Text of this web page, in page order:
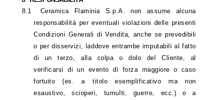
8.1
Ceramica Flaminia S.p.A. non assume alcuna
responsabilità per eventuali violazioni delle presenti
Condizioni Generali di Vendita, anche se prevedibili
o per disservizi, laddove entrambe imputabili al fatto
di un terzo, alla colpa o dolo del Cliente, al
verificarsi di un evento di forza maggiore o caso
fortuito (es. a titolo esemplificativo ma non
esaustivo, scioperi, tumulti, guerre, ecc.) o a